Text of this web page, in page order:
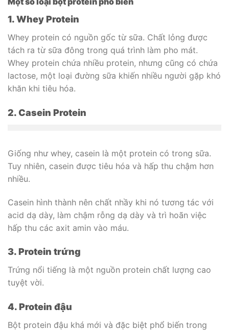
1. Whey Protein
Whey protein có nguồn gốc từ sữa. Chất lỏng được
tách ra từ sữa đông trong quá trình làm pho mát.
Whey protein chứa nhiều protein, nhưng cũng có chứa
lactose, một loại đường sữa khiến nhiều người gặp khó
khăn khi tiêu hóa.
2. Casein Protein
Giống như whey, casein là một protein có trong sữa.
Tuy nhiên, casein được tiêu hóa và hấp thu chậm hơn
nhiều.
Casein hình thành nên chất nhầy khi nó tương tác với
acid dạ dày, làm chậm rỗng dạ dày và trì hoãn việc
hấp thu các axit amin vào máu.
3. Protein trứng
Trứng nổi tiếng là một nguồn protein chất lượng cao
tuyệt vời.
4. Protein đậu
Bột protein đậu khá mới và đặc biệt phổ biến trong